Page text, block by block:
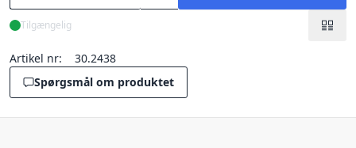
Tilgængelig
Artikel nr:
30.2438
Spørgsmål om produktet